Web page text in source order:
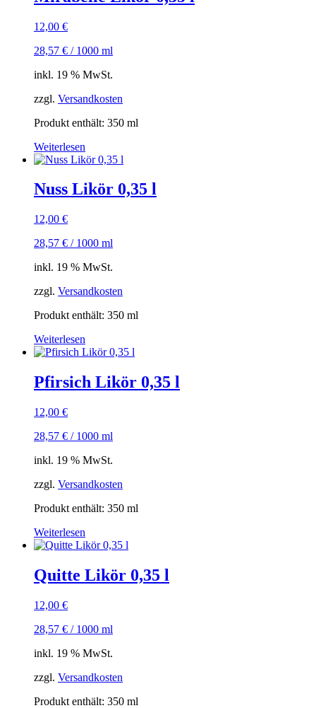
12,00 €
28,57 € / 1000 ml
inkl. 19 % MwSt.
zzgl. Versandkosten
Produkt enthält: 350 ml
Weiterlesen
Nuss Likör 0,35 l
12,00 €
28,57 € / 1000 ml
inkl. 19 % MwSt.
zzgl. Versandkosten
Produkt enthält: 350 ml
Weiterlesen
Pfirsich Likör 0,35 l
12,00 €
28,57 € / 1000 ml
inkl. 19 % MwSt.
zzgl. Versandkosten
Produkt enthält: 350 ml
Weiterlesen
Quitte Likör 0,35 l
12,00 €
28,57 € / 1000 ml
inkl. 19 % MwSt.
zzgl. Versandkosten
Produkt enthält: 350 ml